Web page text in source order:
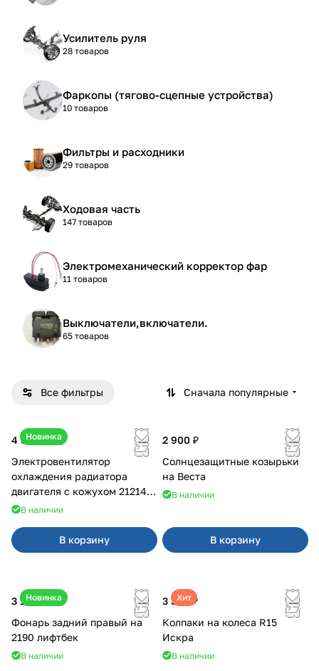
Усилитель руля
28 товаров
Фаркопы (тягово-сцепные устройства)
10 товаров
Фильтры и расходники
29 товаров
Ходовая часть
147 товаров
Электромеханический корректор фар
11 товаров
Выключатели,включатели.
65 товаров
Все фильтры Сначала популярные
Новинка
4 600 ₽
Электровентилятор
охлаждения радиатора
двигателя с кожухом 21214
2121-21213 ВАЛЕЕ 95
В наличии
В корзину
2 900 ₽
Солнцезащитные козырьки
на Веста
В наличии
В корзину
Новинка
3 100 ₽
Фонарь задний правый на
2190 лифтбек
В наличии
Хит
3 380 ₽
Колпаки на колеса R15
Искра
В наличии